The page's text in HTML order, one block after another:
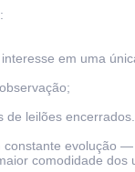
em uma
de leilões encerrados.
constante evolução
comodidade dos